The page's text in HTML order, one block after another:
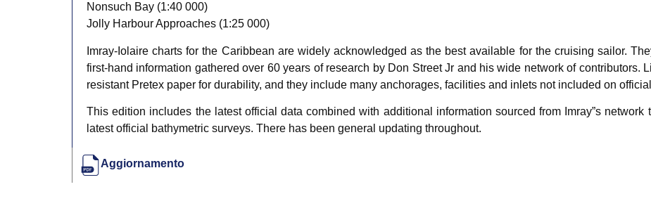
Nonsuch Bay (1:40 000)
Jolly Harbour Approaches (1:25 000)
Imray-Iolaire charts for the Caribbean are widely acknowledged as the best available for the cruising sailor.
first-hand information gathered over 60 years of research by Don Street Jr and his wide network of contributors.
resistant Pretex paper for durability, and they include many anchorages, facilities and inlets not included on
This edition includes the latest official data combined with additional information sourced from Imray”s
latest official bathymetric surveys. There has been general updating throughout.
Aggiornamento